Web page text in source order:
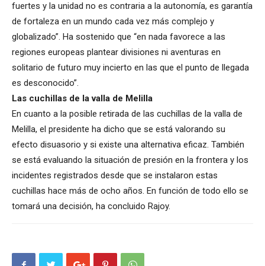
fuertes y la unidad no es contraria a la autonomía, es garantía
de fortaleza en un mundo cada vez más complejo y
globalizado”. Ha sostenido que “en nada favorece a las
regiones europeas plantear divisiones ni aventuras en
solitario de futuro muy incierto en las que el punto de llegada
es desconocido”.
Las cuchillas de la valla de Melilla
En cuanto a la posible retirada de las cuchillas de la valla de
Melilla, el presidente ha dicho que se está valorando su
efecto disuasorio y si existe una alternativa eficaz. También
se está evaluando la situación de presión en la frontera y los
incidentes registrados desde que se instalaron estas
cuchillas hace más de ocho años. En función de todo ello se
tomará una decisión, ha concluido Rajoy.